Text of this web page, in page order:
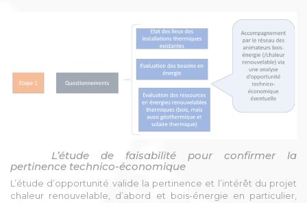
L’étude de faisabilité pour confirmer la
pertinence technico-économique
L’étude d’opportunité valide la pertinence et l’intérêt du projet
chaleur renouvelable, d’abord et bois-énergie en particulier,